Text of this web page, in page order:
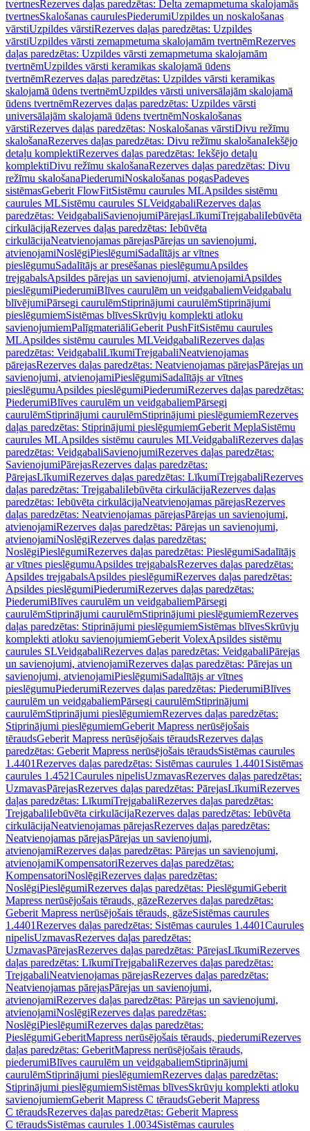
tvertnesRezerves daļas paredzētas: Delta zemapmetuma skalojamās
tvertnesSkalošanas caurulesPiederumiUzpildes un noskalošanas
vārstiUzpildes vārstiRezerves daļas paredzētas: Uzpildes
vārstiUzpildes vārsti zemapmetuma skalojamām tvertnēmRezerves
daļas paredzētas: Uzpildes vārsti zemapmetuma skalojamām
tvertnēmUzpildes vārsti keramikas skalojamā ūdens
tvertnēmRezerves daļas paredzētas: Uzpildes vārsti keramikas
skalojamā ūdens tvertnēmUzpildes vārsti universālajām skalojamā
ūdens tvertnēmRezerves daļas paredzētas: Uzpildes vārsti
universālajām skalojamā ūdens tvertnēmNoskalošanas
vārstiRezerves daļas paredzētas: Noskalošanas vārstiDivu režīmu
skalošanaRezerves daļas paredzētas: Divu režīmu skalošanaIekšējo
detaļu komplektiRezerves daļas paredzētas: Iekšējo detaļu
komplektiDivu režīmu skalošanaRezerves daļas paredzētas: Divu
režīmu skalošanaPiederumiNoskalošanas pogasPadeves
sistēmasGeberit FlowFitSistēmu caurules MLApsildes sistēmu
caurules MLSistēmu caurules SLVeidgabaliRezerves daļas
paredzētas: VeidgabaliSavienojumiPārejasLīkumiTrejgabaliIebūvēta
cirkulācijaRezerves daļas paredzētas: Iebūvēta
cirkulācijaNeatvienojamas pārejasPārejas un savienojumi,
atvienojamiNoslēgiPieslēgumiSadalītājs ar vītnes
pieslēgumuSadalītājs ar presēšanas pieslēgumuApsildes
trejgabalsApsildes pārejas un savienojumi, atvienojamiApsildes
pieslēgumiPiederumiBlīves caurulēm un veidgabaliemVeidgabalu
blīvējumiPārsegi caurulēmStiprinājumi caurulēmStiprinājumi
pieslēgumiemSistēmas blīvesSkrūvju komplekti atloku
savienojumiemPalīgmateriāliGeberit PushFitSistēmu caurules
MLApsildes sistēmu caurules MLVeidgabaliRezerves daļas
paredzētas: VeidgabaliLīkumiTrejgabaliNeatvienojamas
pārejasRezerves daļas paredzētas: Neatvienojamas pārejasPārejas un
savienojumi, atvienojamiPieslēgumiSadalītājs ar vītnes
pieslēgumuApsildes pieslēgumiPiederumiRezerves daļas paredzētas:
PiederumiBlīves caurulēm un veidgabaliemPārsegi
caurulēmStiprinājumi caurulēmStiprinājumi pieslēgumiemRezerves
daļas paredzētas: Stiprinājumi pieslēgumiemGeberit MeplaSistēmu
caurules MLApsildes sistēmu caurules MLVeidgabaliRezerves daļas
paredzētas: VeidgabaliSavienojumiRezerves daļas paredzētas:
SavienojumiPārejasRezerves daļas paredzētas:
PārejasLīkumiRezerves daļas paredzētas: LīkumiTrejgabaliRezerves
daļas paredzētas: TrejgabaliIebūvēta cirkulācijaRezerves daļas
paredzētas: Iebūvēta cirkulācijaNeatvienojamas pārejasRezerves
daļas paredzētas: Neatvienojamas pārejasPārejas un savienojumi,
atvienojamiRezerves daļas paredzētas: Pārejas un savienojumi,
atvienojamiNoslēgiRezerves daļas paredzētas:
NoslēgiPieslēgumiRezerves daļas paredzētas: PieslēgumiSadalītājs
ar vītnes pieslēgumuApsildes trejgabalsRezerves daļas paredzētas:
Apsildes trejgabalsApsildes pieslēgumiRezerves daļas paredzētas:
Apsildes pieslēgumiPiederumiRezerves daļas paredzētas:
PiederumiBlīves caurulēm un veidgabaliemPārsegi
caurulēmStiprinājumi caurulēmStiprinājumi pieslēgumiemRezerves
daļas paredzētas: Stiprinājumi pieslēgumiemSistēmas blīvesSkrūvju
komplekti atloku savienojumiemGeberit VolexApsildes sistēmu
caurules SLVeidgabaliRezerves daļas paredzētas: VeidgabaliPārejas
un savienojumi, atvienojamiRezerves daļas paredzētas: Pārejas un
savienojumi, atvienojamiPieslēgumiSadalītājs ar vītnes
pieslēgumuPiederumiRezerves daļas paredzētas: PiederumiBlīves
caurulēm un veidgabaliemPārsegi caurulēmStiprinājumi
caurulēmStiprinājumi pieslēgumiemRezerves daļas paredzētas:
Stiprinājumi pieslēgumiemGeberit Mapress nerūsējošais
tēraudsGeberit Mapress nerūsējošais tēraudsRezerves daļas
paredzētas: Geberit Mapress nerūsējošais tēraudsSistēmas caurules
1.4401Rezerves daļas paredzētas: Sistēmas caurules 1.4401 Sistēmas
caurules 1.4521Caurules nipelisUzmavasRezerves daļas paredzētas:
UzmavasPārejasRezerves daļas paredzētas: PārejasLīkumiRezerves
daļas paredzētas: LīkumiTrejgabaliRezerves daļas paredzētas:
TrejgabaliIebūvēta cirkulācijaRezerves daļas paredzētas: Iebūvēta
cirkulācijaNeatvienojamas pārejasRezerves daļas paredzētas:
Neatvienojamas pārejasPārejas un savienojumi,
atvienojamiRezerves daļas paredzētas: Pārejas un savienojumi,
atvienojamiKompensatoriRezerves daļas paredzētas:
KompensatoriNoslēgiRezerves daļas paredzētas:
NoslēgiPieslēgumiRezerves daļas paredzētas: PieslēgumiGeberit
Mapress nerūsējošais tērauds, gāzeRezerves daļas paredzētas:
Geberit Mapress nerūsējošais tērauds, gāzeSistēmas caurules
1.4401Rezerves daļas paredzētas: Sistēmas caurules 1.4401Caurules
nipelisUzmavasRezerves daļas paredzētas:
UzmavasPārejasRezerves daļas paredzētas: PārejasLīkumiRezerves
daļas paredzētas: LīkumiTrejgabaliRezerves daļas paredzētas:
TrejgabaliNeatvienojamas pārejasRezerves daļas paredzētas:
Neatvienojamas pārejasPārejas un savienojumi,
atvienojamiRezerves daļas paredzētas: Pārejas un savienojumi,
atvienojamiNoslēgiRezerves daļas paredzētas:
NoslēgiPieslēgumiRezerves daļas paredzētas:
PieslēgumiGeberitMapress nerūsējošais tērauds, piederumiRezerves
daļas paredzētas: GeberitMapress nerūsējošais tērauds,
piederumiBlīves caurulēm un veidgabaliemStiprinājumi
caurulēmStiprinājumi pieslēgumiemRezerves daļas paredzētas:
Stiprinājumi pieslēgumiemSistēmas blīvesSkrūvju komplekti atloku
savienojumiemGeberit Mapress C tēraudsGeberit Mapress
C tēraudsRezerves daļas paredzētas: Geberit Mapress
C tēraudsSistēmas caurules 1.0034Sistēmas caurules